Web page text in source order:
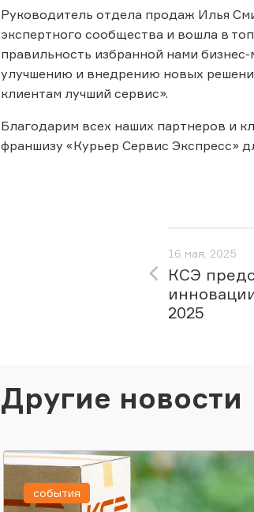
Руководитель отдела продаж Илья
экспертного сообщества и вошла в
правильность избранной нами
улучшению и внедрению новых
клиентам лучший сервис».
Благодарим всех наших партнеров и
франшизу «Курьер Сервис Экспресс»
16 мая, 2025
КСЭ
2025
Другие новости
события